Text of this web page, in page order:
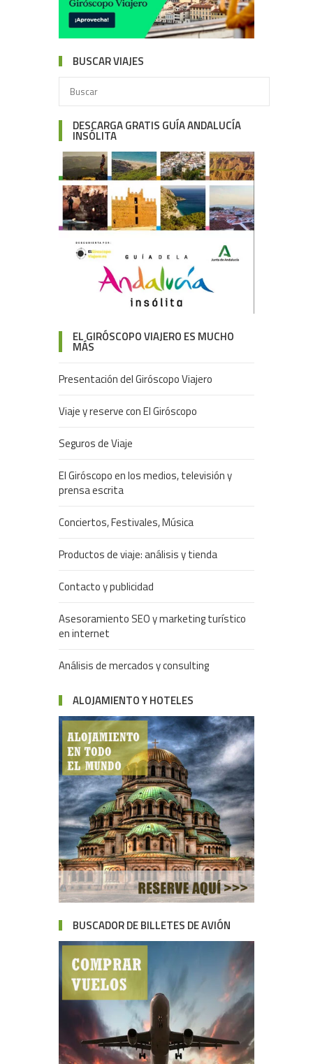
BUSCAR VIAJES
DESCARGA GRATIS GUÍA ANDALUCÍA
INSÓLITA
EL GIRÓSCOPO VIAJERO ES MUCHO
MÁS
Presentación del Giróscopo Viajero
Viaje y reserve con El Giróscopo
Seguros de Viaje
El Giróscopo en los medios, televisión y
prensa escrita
Conciertos, Festivales, Música
Productos de viaje: análisis y tienda
Contacto y publicidad
Asesoramiento SEO y marketing turístico
en internet
Análisis de mercados y consulting
ALOJAMIENTO Y HOTELES
BUSCADOR DE BILLETES DE AVIÓN